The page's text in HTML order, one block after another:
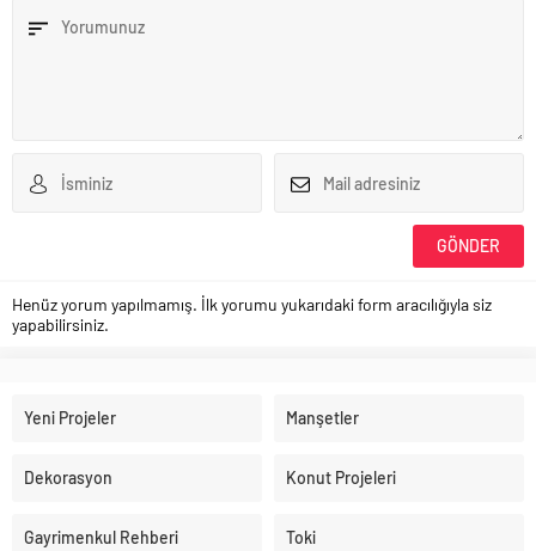
Henüz yorum yapılmamış. İlk yorumu yukarıdaki form aracılığıyla siz
yapabilirsiniz.
Yeni Projeler Manşetler
Dekorasyon Konut Projeleri
Gayrimenkul Rehberi Toki